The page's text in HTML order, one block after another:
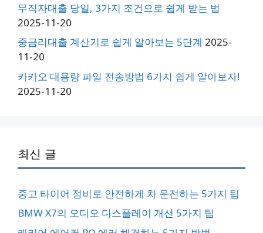
무직자대출 당일, 3가지 조건으로 쉽게 받는 법
2025-11-20
중금리대출 계산기로 쉽게 알아보는 5단계 2025-
11-20
카카오 대용량 파일 전송방법 6가지 쉽게 알아보자!
2025-11-20
최신 글
중고 타이어 정비로 안전하게 차 운전하는 5가지 팁
BMW X7의 오디오 디스플레이 개선 5가지 팁